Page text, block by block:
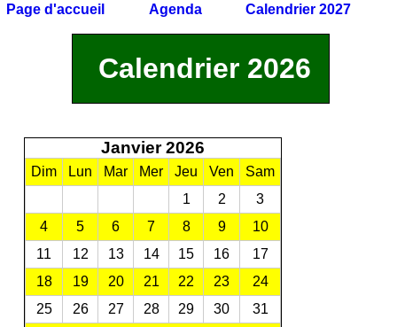
Page d'accueil Agenda Calendrier 2027
Calendrier 2026
Janvier 2026
Dim Lun Mar Mer Jeu Ven
Sam
1
2
3
4
5 6 7 8 9
10
11
12 13 14 15 16
17
18
19 20 21 22 23
24
25
26 27 28 29 30
31